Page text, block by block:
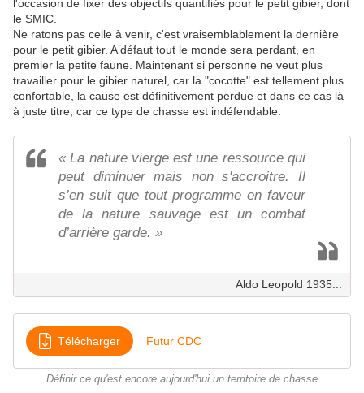
l'occasion de fixer des objectifs quantifiés pour le petit gibier, dont
le SMIC.
Ne ratons pas celle à venir, c'est vraisemblablement la dernière
pour le petit gibier. A défaut tout le monde sera perdant, en
premier la petite faune. Maintenant si personne ne veut plus
travailler pour le gibier naturel, car la "cocotte" est tellement plus
confortable, la cause est définitivement perdue et dans ce cas là
à juste titre, car ce type de chasse est indéfendable.
« La nature vierge est une ressource qui
peut diminuer mais non s'accroitre. Il
s’en suit que tout programme en faveur
de la nature sauvage est un combat
d’arrière garde. »
Aldo Leopold 1935...
Télécharger Futur CDC
Définir ce qu'est encore aujourd'hui un territoire de chasse